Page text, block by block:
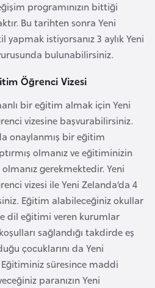
programınızın bittiği
Bu tarihten sonra Yeni
yapmak istiyorsanız 3 aylık Yeni
bulunabilirsiniz.
Öğrenci Vizesi
bir eğitim almak için Yeni
vizesine başvurabilirsiniz.
onaylanmış bir eğitim
olmanız ve eğitiminizin
gerekmektedir. Yeni
vizesi ile Yeni Zelanda’da 4
Eğitim alabileceğiniz okullar
dil eğitimi veren kurumlar
sağlandığı takdirde eş
çocuklarını da Yeni
süresince maddi
paranızın Yeni